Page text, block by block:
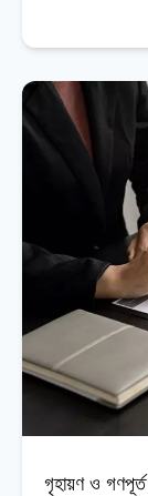
গৃহায়ণ ও গণপূর্ত